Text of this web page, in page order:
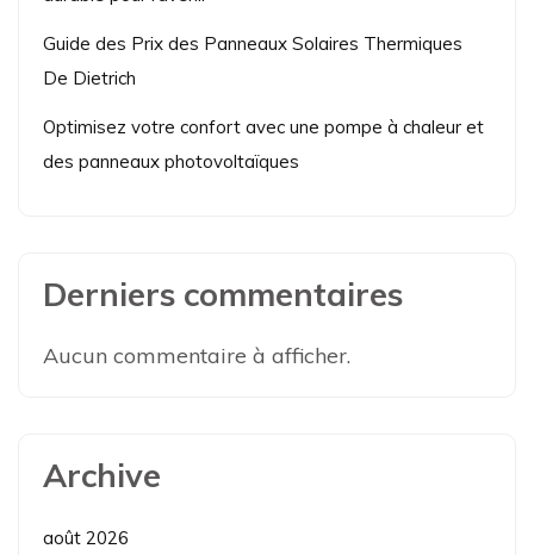
Guide des Prix des Panneaux Solaires Thermiques
De Dietrich
Optimisez votre confort avec une pompe à chaleur et
des panneaux photovoltaïques
Derniers commentaires
Aucun commentaire à afficher.
Archive
août 2026